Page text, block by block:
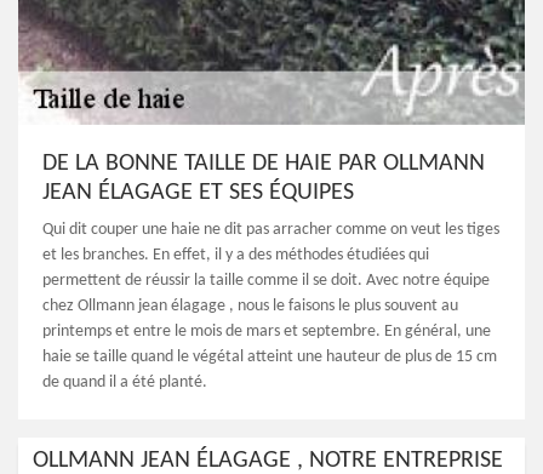
DE LA BONNE TAILLE DE HAIE PAR OLLMANN
JEAN ÉLAGAGE ET SES ÉQUIPES
Qui dit couper une haie ne dit pas arracher comme on veut les tiges
et les branches. En effet, il y a des méthodes étudiées qui
permettent de réussir la taille comme il se doit. Avec notre équipe
chez Ollmann jean élagage , nous le faisons le plus souvent au
printemps et entre le mois de mars et septembre. En général, une
haie se taille quand le végétal atteint une hauteur de plus de 15 cm
de quand il a été planté.
OLLMANN JEAN ÉLAGAGE , NOTRE ENTREPRISE